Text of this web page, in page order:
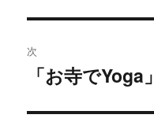
ビ
ゲ
ー
投
稿:
次
次「お寺でYoga